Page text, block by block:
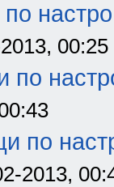
00:25
по
2013,